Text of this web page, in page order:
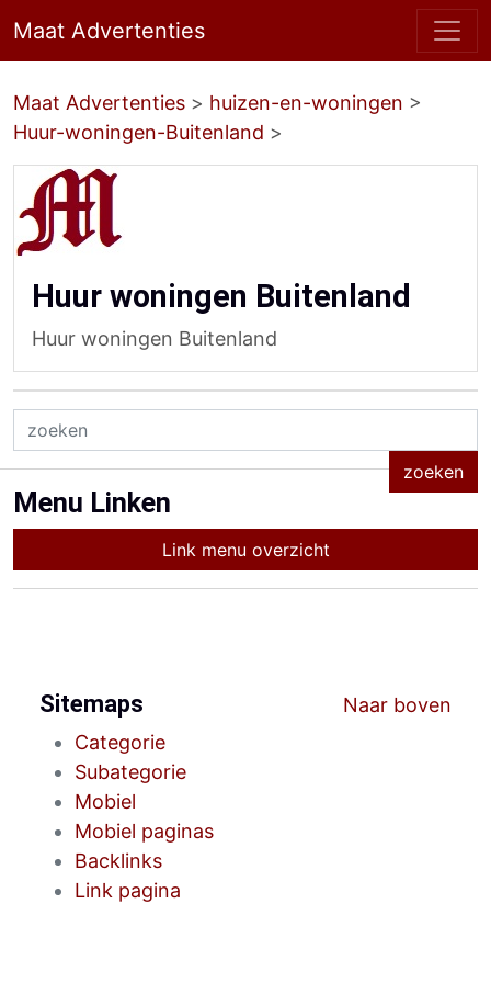
Maat Advertenties
Maat Advertenties > huizen-en-woningen >
Huur-woningen-Buitenland >
Huur woningen Buitenland
Huur woningen Buitenland
Menu Linken
Link menu overzicht
Naar boven
Sitemaps
Categorie
Subategorie
Mobiel
Mobiel paginas
Backlinks
Link pagina